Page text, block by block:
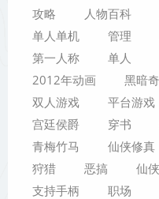
攻略
人物百科
单人单机
管理
第一人称
单人
2012年动画
黑暗
双人游戏
平台游戏
宫廷侯爵
穿书
青梅竹马
仙侠修真
狩猎
恶搞 仙侠
支持手柄
职场